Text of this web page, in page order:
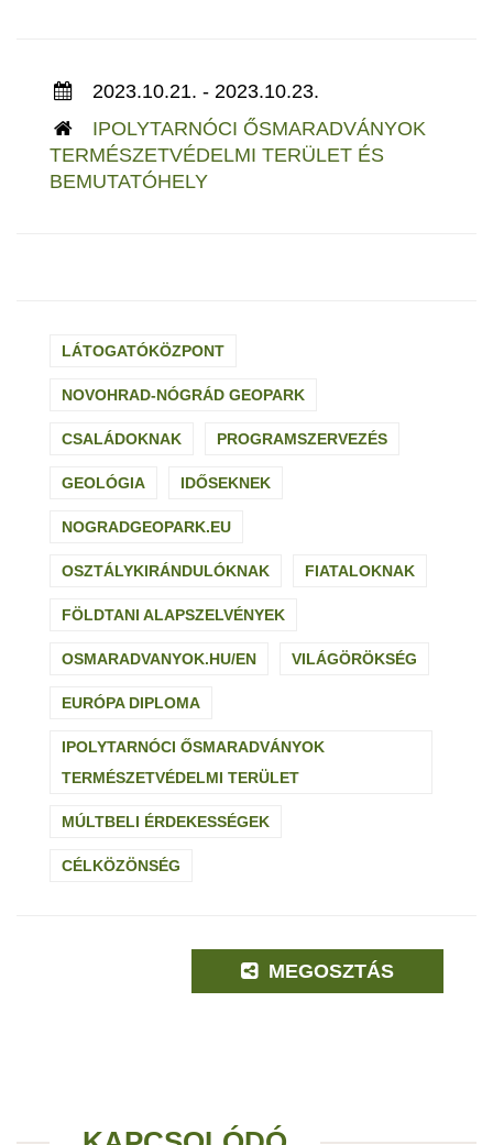
2023.10.21. - 2023.10.23.
IPOLYTARNÓCI ŐSMARADVÁNYOK
TERMÉSZETVÉDELMI TERÜLET ÉS
BEMUTATÓHELY
LÁTOGATÓKÖZPONT
NOVOHRAD-NÓGRÁD GEOPARK
CSALÁDOKNAK PROGRAMSZERVEZÉS
GEOLÓGIA IDŐSEKNEK
NOGRADGEOPARK.EU
OSZTÁLYKIRÁNDULÓKNAK FIATALOKNAK
FÖLDTANI ALAPSZELVÉNYEK
OSMARADVANYOK.HU/EN VILÁGÖRÖKSÉG
EURÓPA DIPLOMA
IPOLYTARNÓCI ŐSMARADVÁNYOK
TERMÉSZETVÉDELMI TERÜLET
MÚLTBELI ÉRDEKESSÉGEK
CÉLKÖZÖNSÉG
MEGOSZTÁS